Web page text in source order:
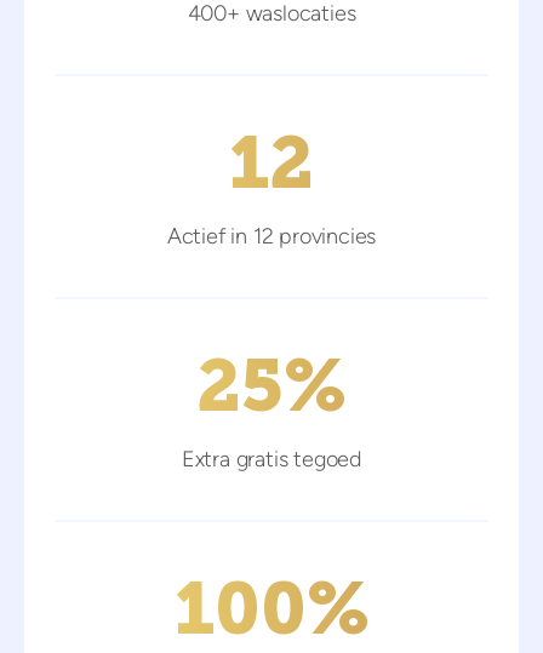
400+ waslocaties
12
Actief in 12 provincies
25%
Extra gratis tegoed
100%